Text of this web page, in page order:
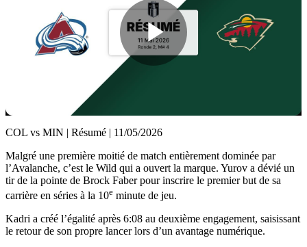
Play
Video
COL vs MIN | Résumé | 11/05/2026
Malgré une première moitié de match entièrement dominée par
l’Avalanche, c’est le Wild qui a ouvert la marque. Yurov a dévié un
tir de la pointe de Brock Faber pour inscrire le premier but de sa
carrière en séries à la 10e minute de jeu.
Kadri a créé l’égalité après 6:08 au deuxième engagement, saisissant
le retour de son propre lancer lors d’un avantage numérique.